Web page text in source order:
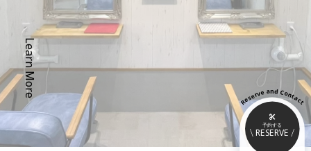
Learn More
予約する
RESERVE
Reserve andContac
t